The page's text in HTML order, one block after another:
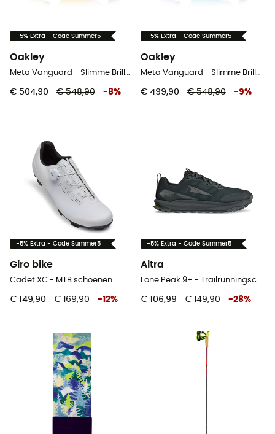
-5% Extra - Code Summer5
Oakley
Meta Vanguard - Slimme Brillen
€ 504,90 € 548,90 -8%
-5% Extra - Code Summer5
Oakley
Meta Vanguard - Slimme Brillen
€ 499,90 € 548,90 -9%
-5% Extra - Code Summer5
Giro bike
Cadet XC - MTB schoenen
€ 149,90 € 169,90 -12%
-5% Extra - Code Summer5
Altra
Lone Peak 9+ - Trailrunningschoenen - Dames
€ 106,99 € 149,90 -28%